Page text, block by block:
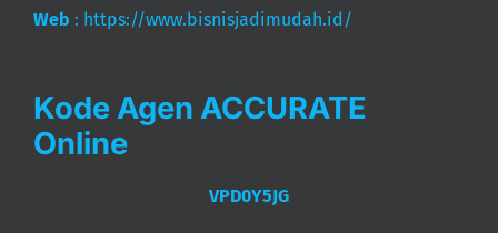
Web : https://www.bisnisjadimudah.id/
Kode Agen ACCURATE
Online
VPD0Y5JG